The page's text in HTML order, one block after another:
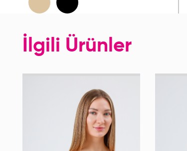
İlgili Ürünler